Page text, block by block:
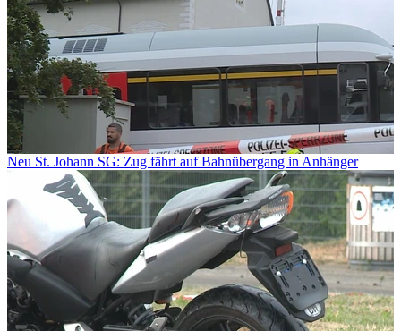
Neu St. Johann SG: Zug fährt auf Bahnübergang in Anhänger